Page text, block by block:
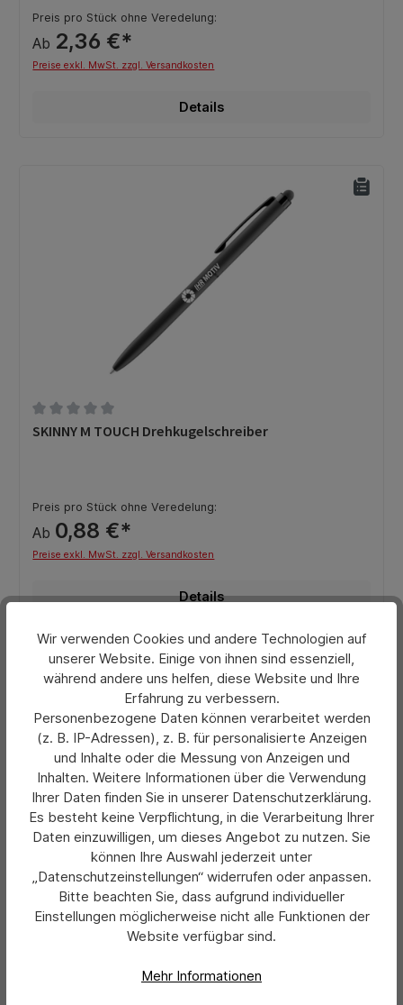
Preis pro Stück ohne Veredelung:
Ab 2,36 €*
Preise exkl. MwSt. zzgl. Versandkosten
Details
Durchschnittliche Bewertung von 0 von 5 Sternen
SKINNY M TOUCH Drehkugelschreiber
Preis pro Stück ohne Veredelung:
Ab 0,88 €*
Preise exkl. MwSt. zzgl. Versandkosten
Details
Durchschnittliche Bewertung von 0 von 5 Sternen
SKINNY TOUCH Drehkugelschreiber
Wir verwenden Cookies und andere Technologien auf
unserer Website. Einige von ihnen sind essenziell,
während andere uns helfen, diese Website und Ihre
Erfahrung zu verbessern.
Personenbezogene Daten können verarbeitet werden
(z. B. IP-Adressen), z. B. für personalisierte Anzeigen
und Inhalte oder die Messung von Anzeigen und
Inhalten. Weitere Informationen über die Verwendung
Ihrer Daten finden Sie in unserer Datenschutzerklärung.
Es besteht keine Verpflichtung, in die Verarbeitung Ihrer
Daten einzuwilligen, um dieses Angebot zu nutzen. Sie
können Ihre Auswahl jederzeit unter
„Datenschutzeinstellungen“ widerrufen oder anpassen.
Bitte beachten Sie, dass aufgrund individueller
Einstellungen möglicherweise nicht alle Funktionen der
Website verfügbar sind.
Mehr Informationen